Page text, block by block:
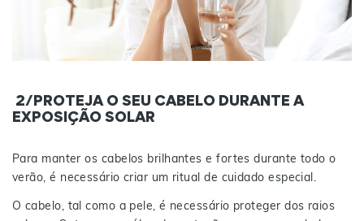
2/PROTEJA O SEU CABELO DURANTE A
EXPOSIÇÃO SOLAR
Para manter os cabelos brilhantes e fortes durante todo o
verão, é necessário criar um ritual de cuidado especial.
O cabelo, tal como a pele, é necessário proteger dos raios